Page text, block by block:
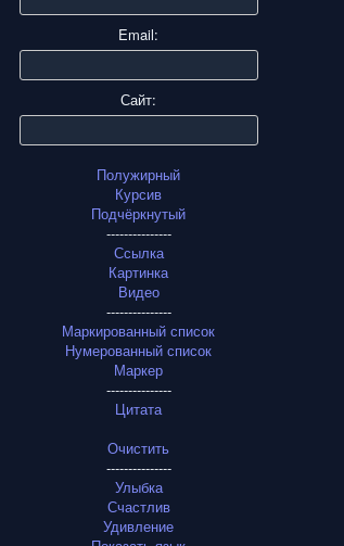
Email:
Сайт:
Полужирный
Курсив
Подчёркнутый
---------------
Ссылка
Картинка
Видео
---------------
Маркированный список
Нумерованный список
Маркер
---------------
Цитата
Очистить
---------------
Улыбка
Счастлив
Удивление